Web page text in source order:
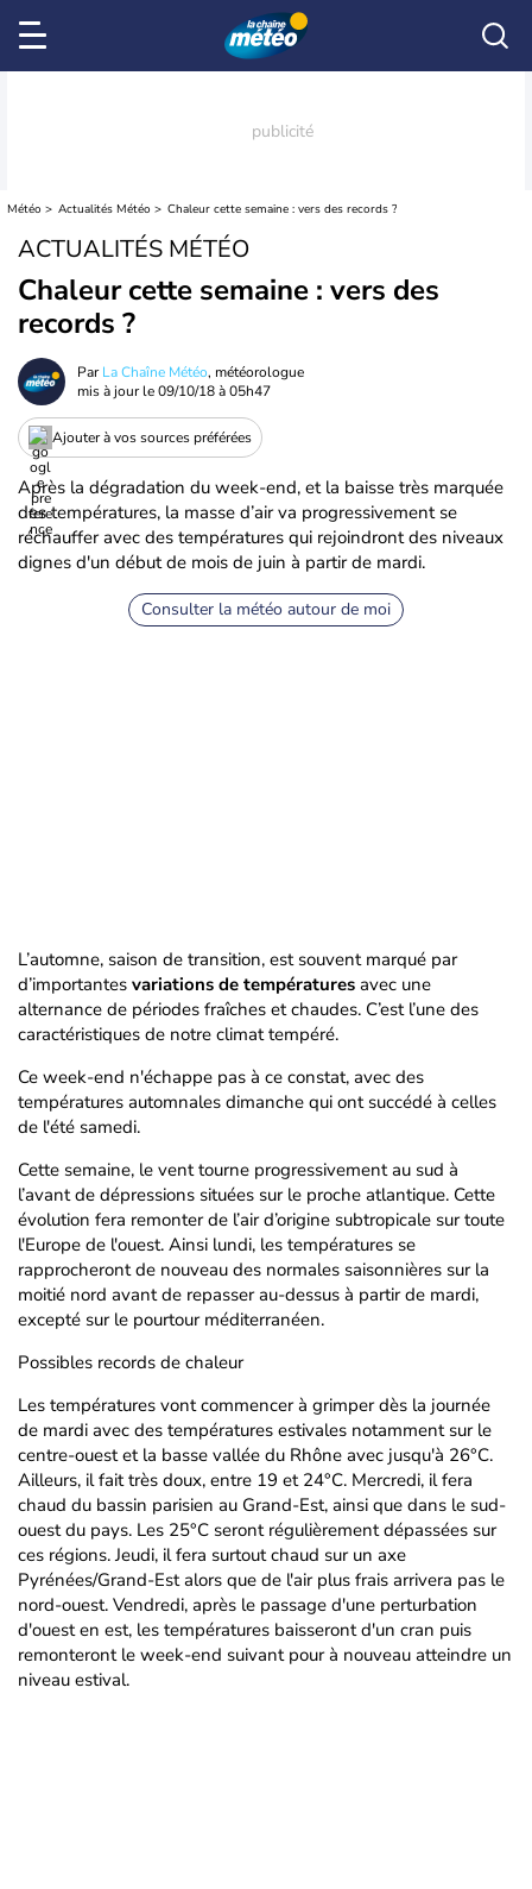
Météo Actualités Météo Chaleur cette semaine : vers des records ?
ACTUALITÉS MÉTÉO
Chaleur cette semaine : vers des
records ?
ParLa Chaîne Météo, météorologue
mis à jour le09/10/18 à 05h47
Ajouter à vos sources préférées
Après la dégradation du week-end, et la baisse très marquée
des températures, la masse d’air va progressivement se
réchauffer avec des températures qui rejoindront des niveaux
dignes d'un début de mois de juin à partir de mardi.
Consulter la météo autour de moi
L’automne, saison de transition, est souvent marqué par
d’importantes variations de températures avec une
alternance de périodes fraîches et chaudes. C’est l’une des
caractéristiques de notre climat tempéré.
Ce week-end n'échappe pas à ce constat, avec des
températures automnales dimanche qui ont succédé à celles
de l'été samedi.
Cette semaine, le vent tourne progressivement au sud à
l’avant de dépressions situées sur le proche atlantique. Cette
évolution fera remonter de l’air d’origine subtropicale sur toute
l'Europe de l'ouest. Ainsi lundi, les températures se
rapprocheront de nouveau des normales saisonnières sur la
moitié nord avant de repasser au-dessus à partir de mardi,
excepté sur le pourtour méditerranéen.
Possibles records de chaleur
Les températures vont commencer à grimper dès la journée
de mardi avec des températures estivales notamment sur le
centre-ouest et la basse vallée du Rhône avec jusqu'à 26°C.
Ailleurs, il fait très doux, entre 19 et 24°C. Mercredi, il fera
chaud du bassin parisien au Grand-Est, ainsi que dans le sud-
ouest du pays. Les 25°C seront régulièrement dépassées sur
ces régions. Jeudi, il fera surtout chaud sur un axe
Pyrénées/Grand-Est alors que de l'air plus frais arrivera pas le
nord-ouest. Vendredi, après le passage d'une perturbation
d'ouest en est, les températures baisseront d'un cran puis
remonteront le week-end suivant pour à nouveau atteindre un
niveau estival.